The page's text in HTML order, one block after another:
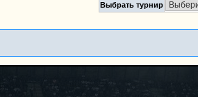
Выбрать турнир